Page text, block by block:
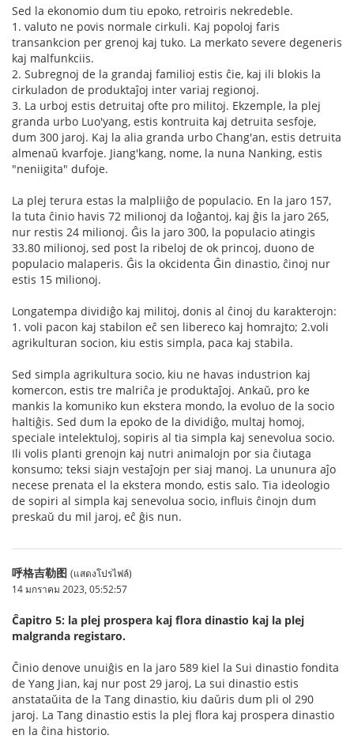
Sed la ekonomio dum tiu epoko, retroiris nekredeble.
1. valuto ne povis normale cirkuli. Kaj popoloj faris
transankcion per grenoj kaj tuko. La merkato severe degeneris
kaj malfunkciis.
2. Subregnoj de la grandaj familioj estis ĉie, kaj ili blokis la
cirkuladon de produktaĵoj inter variaj regionoj.
3. La urboj estis detruitaj ofte pro militoj. Ekzemple, la plej
granda urbo Luo'yang, estis kontruita kaj detruita sesfoje,
dum 300 jaroj. Kaj la alia granda urbo Chang'an, estis detruita
almenaŭ kvarfoje. Jiang'kang, nome, la nuna Nanking, estis
"neniigita" dufoje.
La plej terura estas la malpliiĝo de populacio. En la jaro 157,
la tuta ĉinio havis 72 milionoj da loĝantoj, kaj ĝis la jaro 265,
nur restis 24 milionoj. Ĝis la jaro 300, la populacio atingis
33.80 milionoj, sed post la ribeloj de ok princoj, duono de
populacio malaperis. Ĝis la okcidenta Ĝin dinastio, ĉinoj nur
estis 15 milionoj.
Longatempa dividiĝo kaj militoj, donis al ĉinoj du karakterojn:
1. voli pacon kaj stabilon eĉ sen libereco kaj homrajto; 2.voli
agrikulturan socion, kiu estis simpla, paca kaj stabila.
Sed simpla agrikultura socio, kiu ne havas industrion kaj
komercon, estis tre malriĉa je produktaĵoj. Ankaŭ, pro ke
mankis la komuniko kun ekstera mondo, la evoluo de la socio
haltiĝis. Sed dum la epoko de la dividiĝo, multaj homoj,
speciale intelektuloj, sopiris al tia simpla kaj senevolua socio.
Ili volis planti grenojn kaj nutri animalojn por sia ĉiutaga
konsumo; teksi siajn vestaĵojn per siaj manoj. La ununura aĵo
necese prenata el la ekstera mondo, estis salo. Tia ideologio
de sopiri al simpla kaj senevolua socio, influis ĉinojn dum
preskaŭ du mil jaroj, eĉ ĝis nun.
呼格吉勒图 (แสดงโปรไฟล์)
14 มกราคม 2023, 05:52:57
Ĉapitro 5: la plej prospera kaj flora dinastio kaj la plej
malgranda registaro.
Ĉinio denove unuiĝis en la jaro 589 kiel la Sui dinastio fondita
de Yang Jian, kaj nur post 29 jaroj, La sui dinastio estis
anstataŭita de la Tang dinastio, kiu daŭris dum pli ol 290
jaroj. La Tang dinastio estis la plej flora kaj prospera dinastio
en la ĉina historio.